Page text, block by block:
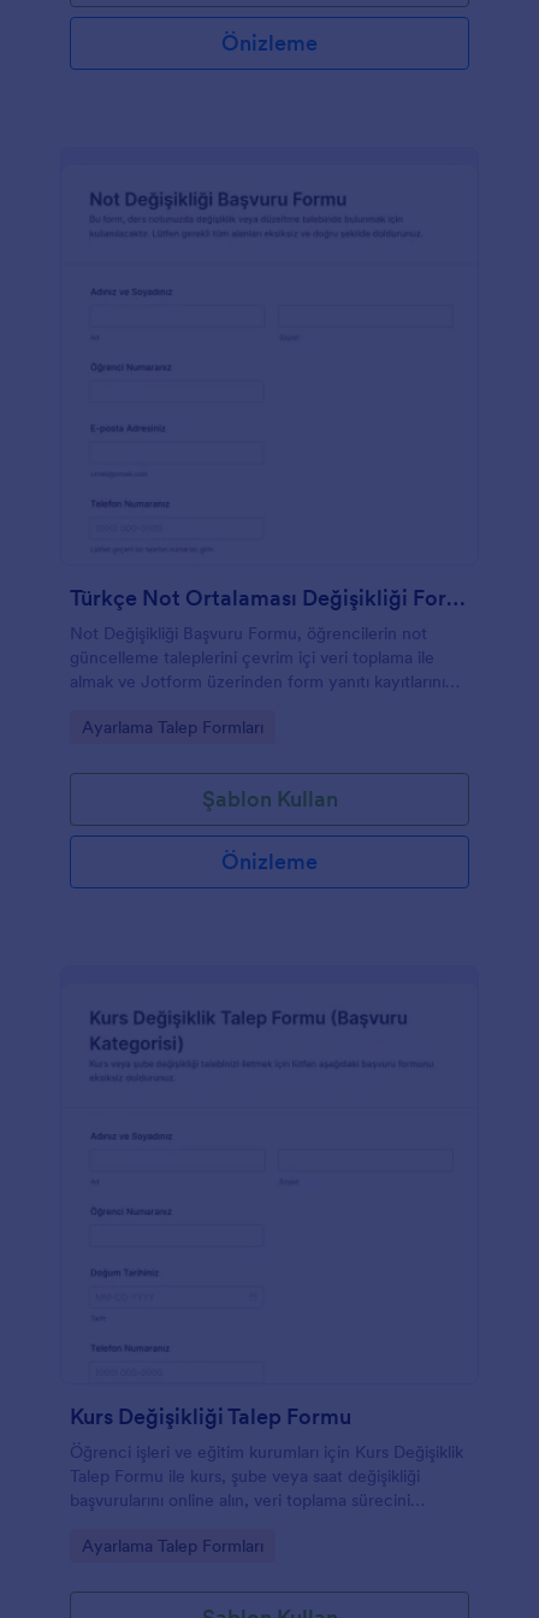
Önizleme
Türkçe Not Ortalaması Değişikliği Formu
Not Değişikliği Başvuru Formu, öğrencilerin not
güncelleme taleplerini çevrim içi veri toplama ile
almak ve Jotform üzerinden form yanıtı kayıtlarını
Go to Category:
Ayarlama Talep Formları
Şablon Kullan
Önizleme
Kurs Değişikliği Talep Formu
Öğrenci işleri ve eğitim kurumları için Kurs Değişiklik
Talep Formu ile kurs, şube veya saat değişikliği
başvurularını online alın, veri toplama sürecini
Go to Category:
Ayarlama Talep Formları